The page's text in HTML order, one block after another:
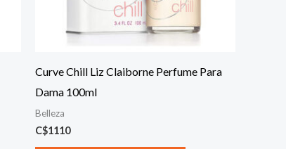
Curve Chill Liz Claiborne Perfume Para
Dama 100ml
Belleza
C$1110